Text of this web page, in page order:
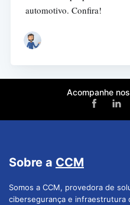
automotivo. Confira!
Acompanhe
Sobre a CCM
Somos a CCM, provedora de
cibersegurança e infraestrutura